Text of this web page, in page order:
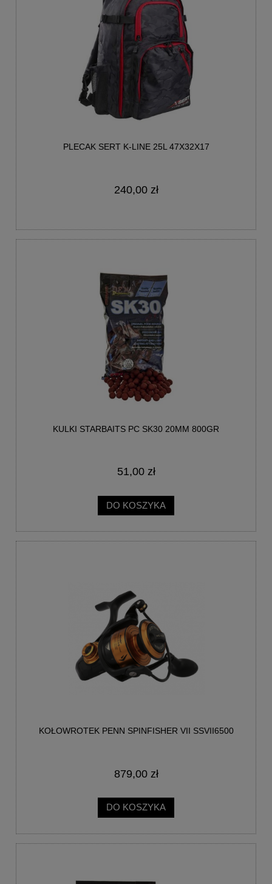
PLECAK SERT K-LINE 25L 47X32X17
240,00 zł
KULKI STARBAITS PC SK30 20MM 800GR
51,00 zł
DO KOSZYKA
KOŁOWROTEK PENN SPINFISHER VII SSVII6500
879,00 zł
DO KOSZYKA